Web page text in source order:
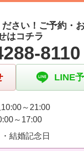
さい！ご予約・
はコチラ
8110
LINE
～21:00
～17:00
結婚記念日